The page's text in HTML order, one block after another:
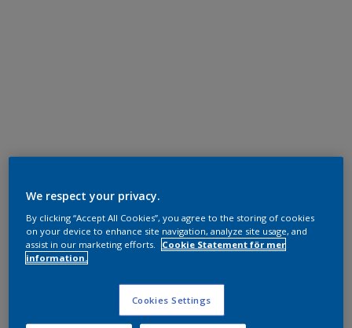
We respect your privacy.
By clicking “Accept All Cookies”, you agree to the storing of cookies
on your device to enhance site navigation, analyze site usage, and
assist in our marketing efforts.
Cookie Statement för mer
information.
Cookies Settings